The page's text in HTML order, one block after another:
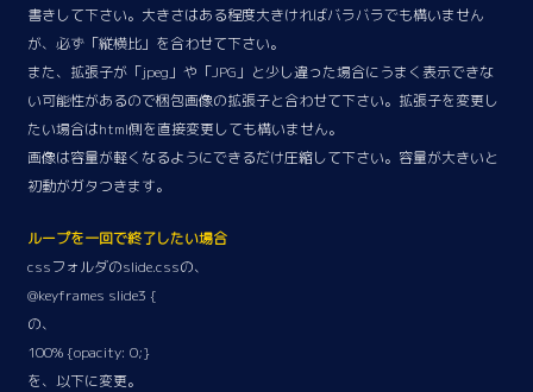
書きして下さい。大きさはある程度大きければバラバラでも構いません
が、必ず「縦横比」を合わせて下さい。
また、拡張子が「jpeg」や「JPG」と少し違った場合にうまく表示できな
い可能性があるので梱包画像の拡張子と合わせて下さい。拡張子を変更し
たい場合はhtml側を直接変更しても構いません。
画像は容量が軽くなるようにできるだけ圧縮して下さい。容量が大きいと
初動がガタつきます。
ループを一回で終了したい場合
cssフォルダのslide.cssの、
@keyframes slide3 {
の、
100% {opacity: 0;}
を、以下に変更。